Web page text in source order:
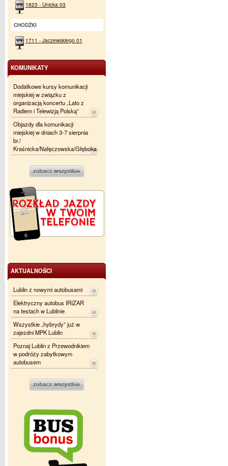
1823 - Unicka 03
CHODŹKI
1711 - Jaczewskiego 01
KOMUNIKATY
Dodatkowe kursy komunikacji
miejskiej w związku z
organizacją koncertu „Lato z
Radiem i Telewizją Polską”
Objazdy dla komunikacji
miejskiej w dniach 3-7 sierpnia
br./
Kraśnicka/Nałęczowska/Głęboka
AKTUALNOŚCI
Lublin z nowymi autobusami
Elektryczny autobus IRIZAR
na testach w Lublinie
Wszystkie „hybrydy” już w
zajezdni MPK Lublin
Poznaj Lublin z Przewodnikiem
w podróży zabytkowym
autobusem